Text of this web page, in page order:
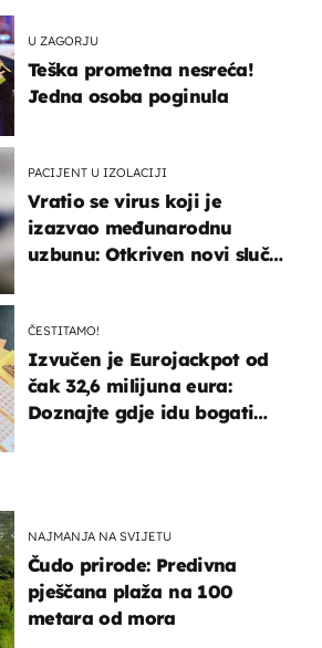
U ZAGORJU
Teška prometna nesreća!
Jedna osoba poginula
PACIJENT U IZOLACIJI
Vratio se virus koji je
izazvao međunarodnu
uzbunu: Otkriven novi slučaj
ČESTITAMO!
Izvučen je Eurojackpot od
čak 32,6 milijuna eura:
Doznajte gdje idu bogati
NAJMANJA NA SVIJETU
Čudo prirode: Predivna
pješčana plaža na 100
metara od mora